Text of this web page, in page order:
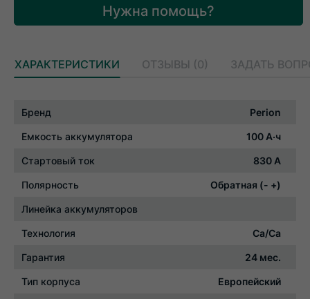
Нужна помощь?
ХАРАКТЕРИСТИКИ ОТЗЫВЫ (0) ЗАДАТЬ
Бренд Perion
Емкость аккумулятора 100 А·ч
Стартовый ток 830 А
Полярность Обратная (- +)
Линейка аккумуляторов
Технология Ca/Ca
Гарантия 24 мес.
Тип корпуса Европейский